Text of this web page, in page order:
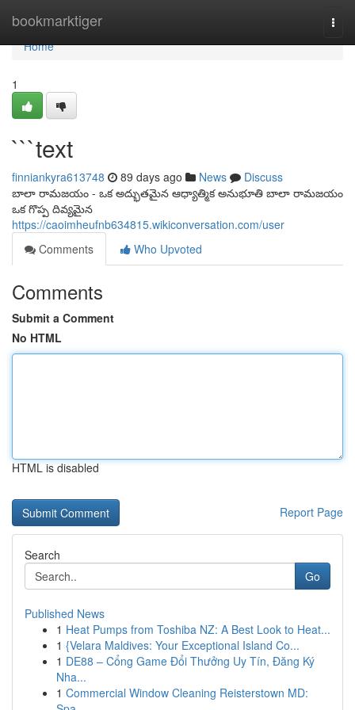
bookmarktiger
Home
Home
1
```text
finniankyra613748 89 days ago News
Discuss
బాలా రామజయం - ఒక అద్భుతమైన ఆధ్యాత్మిక అనుభూతి బాలా రామజయం
ఒక గొప్ప దివ్యమైన
https://caoimheufnb634815.wikiconversation.com/user
Comments
Who Upvoted
Comments
Submit a Comment
No HTML
HTML is disabled
Report Page
Search
Go
Published News
1 Heat Pumps from Toshiba NZ: A Best Look to Heat...
1 {Velara Maldives: Your Exceptional Island Co...
1 DE88 – Cổng Game Đổi Thưởng Uy Tín, Đăng Ký
Nha...
1 Commercial Window Cleaning Reisterstown MD: